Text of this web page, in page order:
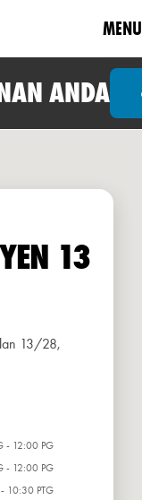
MENU
ANDA
13
13/28,
- 12:00 PG
- 12:00 PG
10:30 PTG